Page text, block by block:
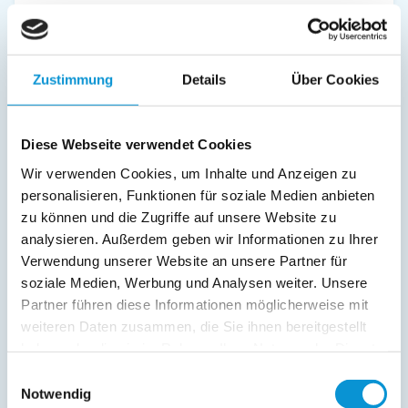
Zustimmung Details Über Cookies
Diese Webseite verwendet Cookies
Wir verwenden Cookies, um Inhalte und Anzeigen zu
personalisieren, Funktionen für soziale Medien anbieten
zu können und die Zugriffe auf unsere Website zu
analysieren. Außerdem geben wir Informationen zu Ihrer
Verwendung unserer Website an unsere Partner für
soziale Medien, Werbung und Analysen weiter. Unsere
Partner führen diese Informationen möglicherweise mit
weiteren Daten zusammen, die Sie ihnen bereitgestellt
Notwendig
Service:
Sonstiges:
hinter dem Haus 3, Einfahrt von der Ernst-Moritz-Arndt-
Straße, erste Einfahrt nach dem Zeltplatz.
Beschreibung
Das helle, freundliche 1-Raum Appartement "134" befindet
sich im Erdgeschoss, 3 min zu Fuß vom Ostseestrand
entfernt und bietet auf ca. 21 qm Platz für 1-2 Personen. Die
luftig-maritime Einrichtung macht Lust auf Urlaub, Sonne,
Wind und Meer. Ein Doppelbett (1,60 x 2,00m) sorgt für
West-Ausrichtung können Sie Ihren Frühstückskaffee oder